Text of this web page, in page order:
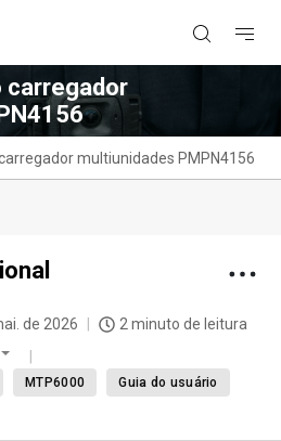
carregador
multiunidades PMPN4156
de 2026
2 minuto de leitura
MTP6000
Guia do usuário